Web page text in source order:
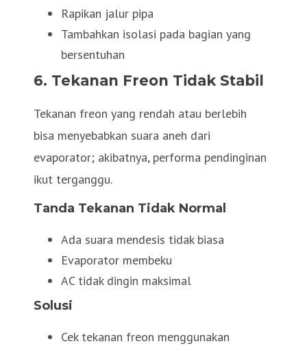
Rapikan jalur pipa
Tambahkan isolasi pada bagian yang
bersentuhan
6. Tekanan Freon Tidak Stabil
Tekanan freon yang rendah atau berlebih
bisa menyebabkan suara aneh dari
evaporator; akibatnya, performa pendinginan
ikut terganggu.
Tanda Tekanan Tidak Normal
Ada suara mendesis tidak biasa
Evaporator membeku
AC tidak dingin maksimal
Solusi
Cek tekanan freon menggunakan